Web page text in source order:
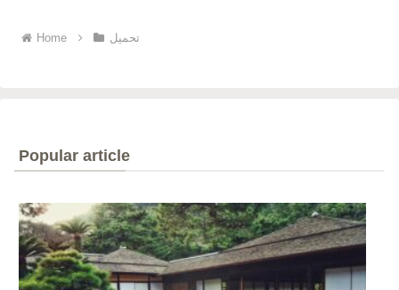
Home تحميل
Popular article